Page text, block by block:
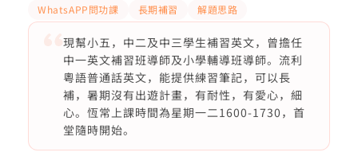
WhatsAPP問功課 長期補習 解題思路
現幫小五，中二及中三學生補習英文，曾擔任
中一英文補習班導師及小學輔導班導師。流利
粵語普通話英文，能提供練習筆記，可以長
補，暑期沒有出遊計畫，有耐性，有愛心，細
心。恆常上課時間為星期一二1600-1730，首
堂隨時開始。